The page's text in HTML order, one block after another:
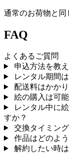
通常のお荷物と同
FAQ
よくあるご質問
申込方法を教え
レンタル期間
配送料はかか
絵の購入は可
レンタル中に
すか？
交換タイミン
作品はどのよ
解約したい時